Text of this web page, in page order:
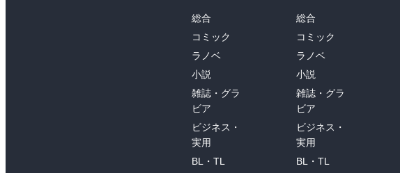
総合
コミック
ラノベ
小説
雑誌・グラ
ビア
ビジネス・
実用
BL・TL
総合
コミック
ラノベ
小説
雑誌・グラ
ビア
ビジネス・
実用
BL・TL